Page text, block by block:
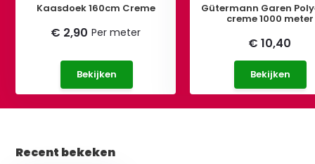
Kaasdoek 160cm Creme
€ 2,90 Per meter
Bekijken
Gütermann Garen
creme 1000 meter
€ 10,40
Bekijken
Recent bekeken